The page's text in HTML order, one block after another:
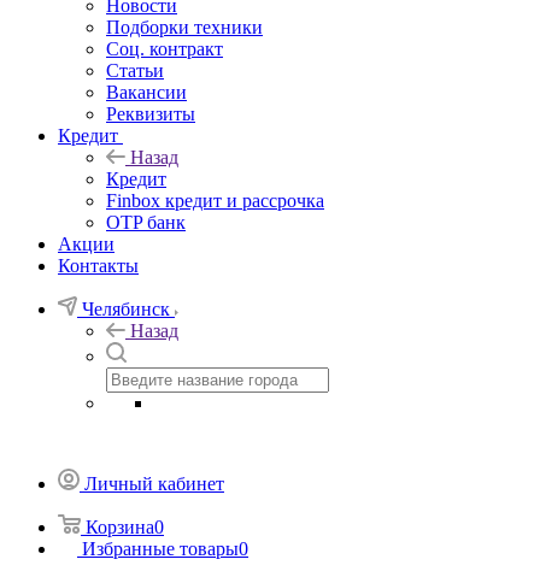
Новости
Подборки техники
Соц. контракт
Статьи
Вакансии
Реквизиты
Кредит
Назад
Кредит
Finbox кредит и рассрочка
OTP банк
Акции
Контакты
Челябинск
Назад
Личный кабинет
Корзина0
Избранные товары0